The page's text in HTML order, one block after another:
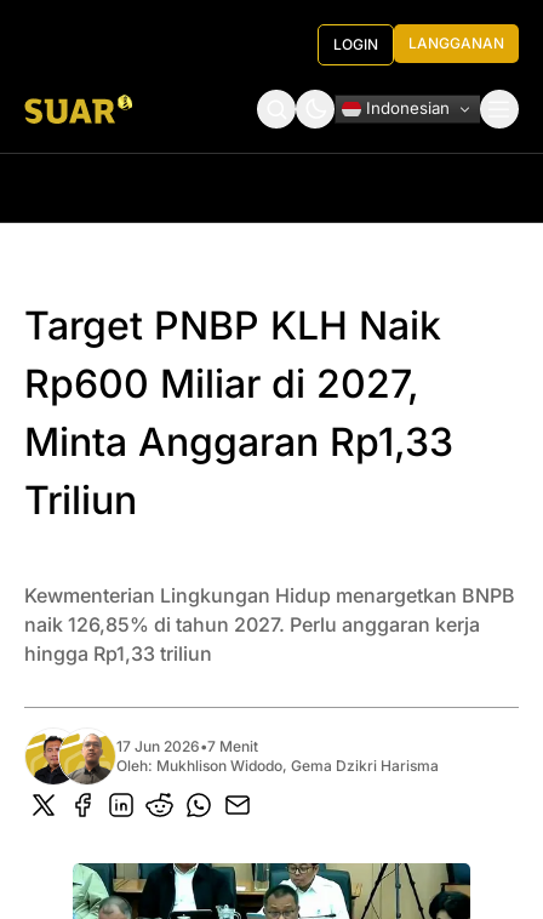
LOGIN LANGGANAN
Indonesian
Target PNBP KLH Naik
Rp600 Miliar di 2027,
Minta Anggaran Rp1,33
Triliun
Kewmenterian Lingkungan Hidup menargetkan BNPB
naik 126,85% di tahun 2027. Perlu anggaran kerja
hingga Rp1,33 triliun
17 Jun 2026•7 Menit
Oleh: Mukhlison Widodo, Gema Dzikri Harisma